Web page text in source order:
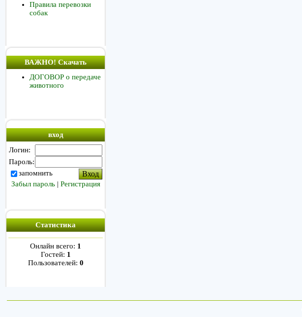
Правила перевозки
собак
ВАЖНО! Скачать
ДОГОВОР о передаче
животного
вход
Логин:
Пароль:
запомнить
Забыл пароль| Регистрация
Статистика
Онлайн всего: 1
Гостей: 1
Пользователей: 0